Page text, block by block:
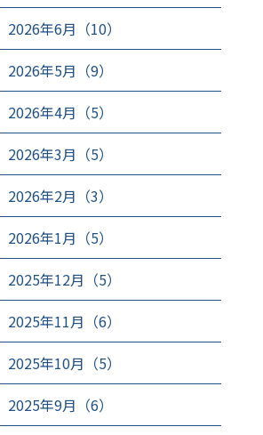
2026年6月（10）
2026年5月（9）
2026年4月（5）
2026年3月（5）
2026年2月（3）
2026年1月（5）
2025年12月（5）
2025年11月（6）
2025年10月（5）
2025年9月（6）